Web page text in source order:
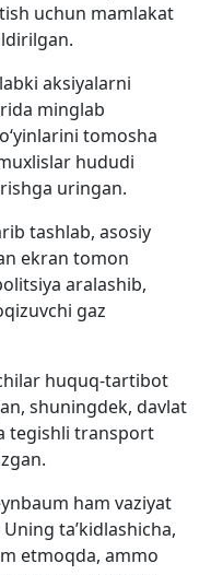
uchun mamlakat
aksiyalarni
minglab
tomosha
hududi
uringan.
tashlab, asosiy
ekran tomon
aralashib,
gaz
huquq-tartibot
shuningdek, davlat
tegishli transport
ham vaziyat
ta’kidlashicha,
etmoqda, ammo